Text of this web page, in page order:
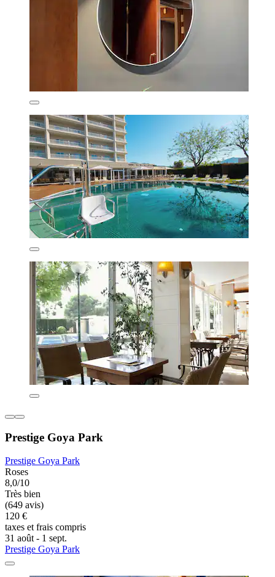
Prestige Goya Park
Prestige Goya Park
Roses
8,0/10
Très bien
(649 avis)
120 €
taxes et frais compris
31 août - 1 sept.
Prestige Goya Park